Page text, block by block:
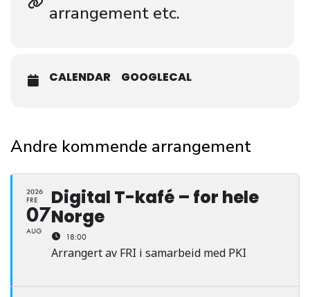
arrangement etc.
CALENDAR GOOGLECAL
Andre kommende arrangement
2026
FRE
07
AUG
Digital T-kafé – for hele
Norge
18:00
Arrangert av FRI i samarbeid med PKI